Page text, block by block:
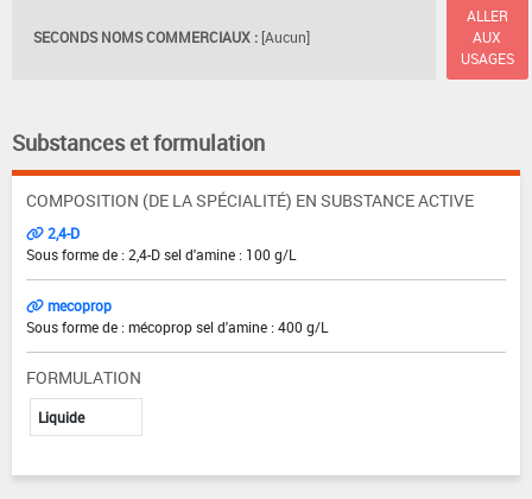
SECONDS NOMS COMMERCIAUX : [Aucun]
ALLER
AUX
USAGES
Substances et formulation
COMPOSITION (DE LA SPÉCIALITÉ) EN SUBSTANCE ACTIVE
2,4-D
Sous forme de : 2,4-D sel d'amine : 100 g/L
mecoprop
Sous forme de : mécoprop sel d'amine : 400 g/L
FORMULATION
Liquide